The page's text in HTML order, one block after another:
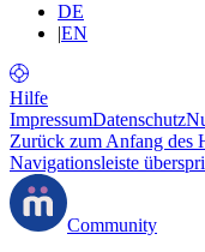
DE
|EN
Hilfe
ImpressumDatenschutz
Zurück zum Anfang des
Navigationsleiste
Community